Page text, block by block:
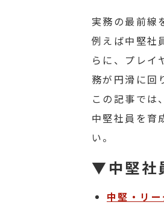
実務の最前線
例えば中堅社
らに、プレイ
務が円滑に回
この記事では
中堅社員を育
い。
▼中堅社
中堅・リ